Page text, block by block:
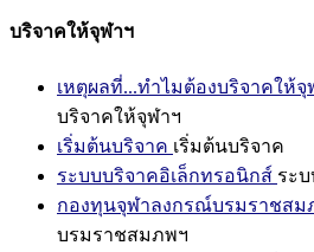
บริจาคให้จุฬาฯ
เหตุผลที่...ทำไมต้องบริจาคให้จุ
บริจาคให้จุฬาฯ
เริ่มต้นบริจาค เริ่มต้นบริจาค
ระบบบริจาคอิเล็กทรอนิกส์ ระ
กองทุนจุฬาลงกรณ์บรมราชสม
บรมราชสมภพฯ